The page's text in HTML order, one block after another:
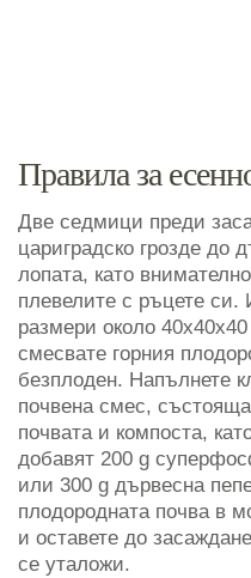
Правила за
Две седмици преди
цариградско грозде до
лопата, като
плевелите с ръцете си.
размери около
смесвате горния
безплоден. Напълнете
почвена смес,
почвата и компоста,
добавят 200 g
или 300 g дървесна
плодородната почва в
и оставете до
се уталожи.